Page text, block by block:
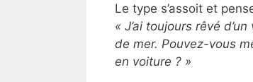
Le type s’assoit et
« J’ai toujours rêvé
de mer. Pouvez-vous
en voiture ? »